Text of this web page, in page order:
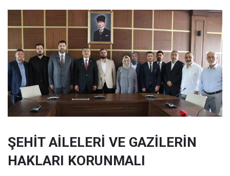
ŞEHİT AİLELERİ VE GAZİLERİN
HAKLARI KORUNMALI